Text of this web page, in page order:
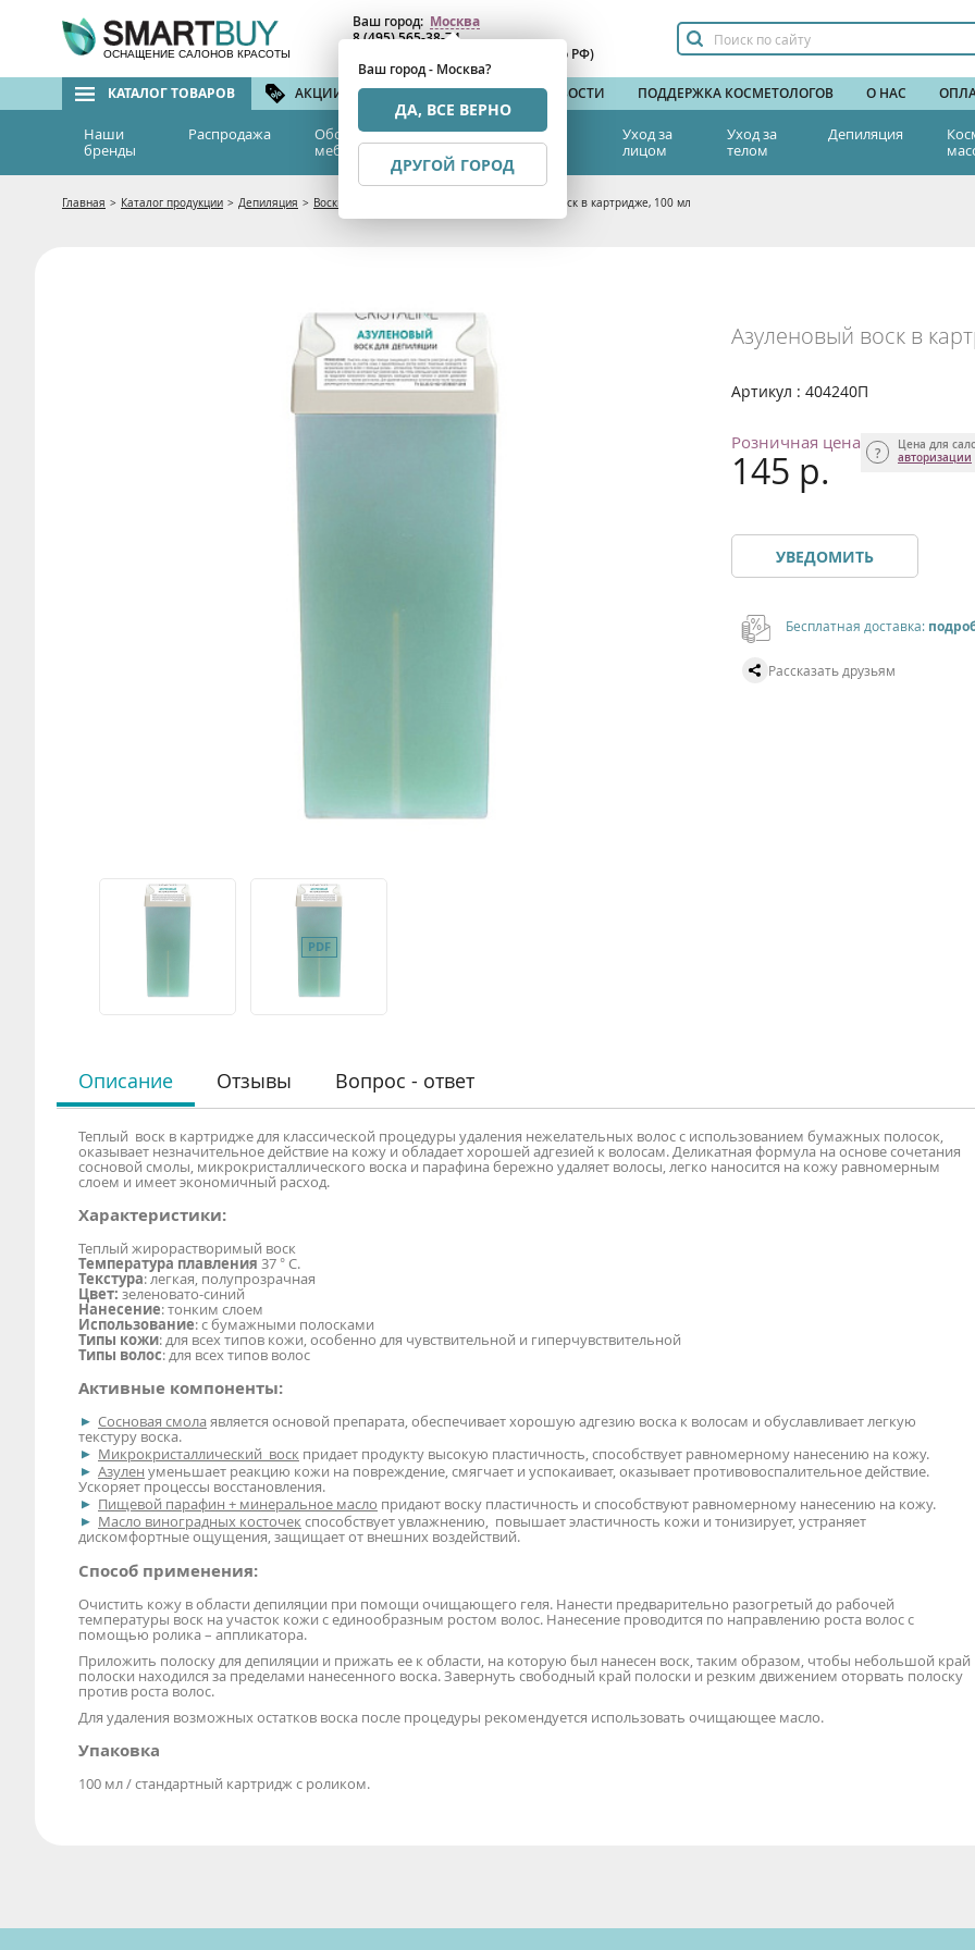
ОСНАЩЕНИЕ САЛОНОВ КРАСОТЫ
Ваш город: Москва
Ваш город - Москва?
ДА, ВСЕ ВЕРНО
ДРУГОЙ ГОРОД
8 (495) 565-38-74
(бесплатный по РФ)
КАТАЛОГ ТОВАРОВ АКЦИИ И СКИДКИ БРЕНДЫ НОВОСТИ ПОДДЕРЖКА КОСМЕТОЛОГОВ О НАС
Наши
бренды
Распродажа
Оборудование и
мебель
Эстетическая
медицина
Уход за
лицом
Уход за
телом
Депиляция
Главная > Каталог продукции > Депиляция > Воски в картриджах и банках Азуленовый воск в картридже, 100 мл
Азуленовый воск в
Артикул : 404240П
Розничная цена
145 р.
Цена для
авторизации
УВЕДОМИТЬ
Бесплатная доставка:
Рассказать друзьям
Описание
Теплый воск в картридже для классической процедуры удаления нежелательных волос с использованием бумажных полосок,
оказывает незначительное действие на кожу и обладает хорошей адгезией к волосам. Деликатная формула на основе сочетания
сосновой смолы, микрокристаллического воска и парафина бережно удаляет волосы, легко наносится на кожу равномерным
слоем и имеет экономичный расход.
Характеристики:
Теплый жирорастворимый воск
Температура плавления 37 ° С.
Текстура: легкая, полупрозрачная
Цвет:зеленовато-синий
Нанесение: тонким слоем
Использование: с бумажными полосками
Типы кожи: для всех типов кожи, особенно для чувствительной и гиперчувствительной
Типы волос: для всех типов волос
Активные компоненты:
Сосновая смола является основой препарата, обеспечивает хорошую адгезию воска к волосам и обуславливает легкую
текстуру воска.
Микрокристаллический воск придает продукту высокую пластичность, способствует равномерному нанесению на кожу.
Азулен уменьшает реакцию кожи на повреждение, смягчает и успокаивает, оказывает противовоспалительное действие.
Ускоряет процессы восстановления.
Пищевой парафин + минеральное масло придают воску пластичность и способствуют равномерному нанесению на кожу.
Масло виноградных косточекспособствует увлажнению, повышает эластичность кожи и тонизирует, устраняет
дискомфортные ощущения, защищает от внешних воздействий.
Способ применения:
Очистить кожу в области депиляции при помощи очищающего геля. Нанести предварительно разогретый до рабочей
температуры воск на участок кожи с единообразным ростом волос. Нанесение проводится по направлению роста волос с
помощью ролика – аппликатора.
Приложить полоску для депиляции и прижать ее к области, на которую был нанесен воск, таким образом, чтобы небольшой край
полоски находился за пределами нанесенного воска. Завернуть свободный край полоски и резким движением оторвать полоску
против роста волос.
Для удаления возможных остатков воска после процедуры рекомендуется использовать очищающее масло.
Упаковка
100 мл / стандартный картридж с роликом.
Отзывы Вопрос - ответ